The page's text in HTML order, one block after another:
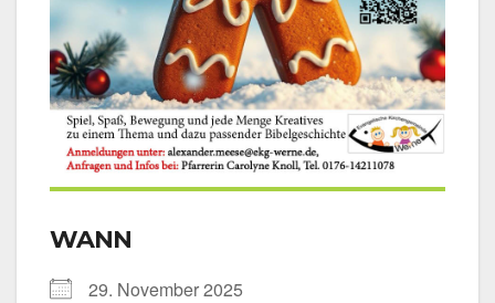
WANN
29. Novem­ber 2025